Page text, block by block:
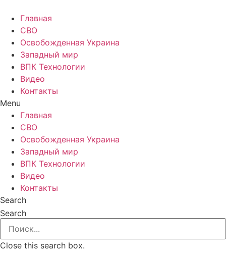
Главная
СВО
Освобожденная Украина
Западный мир
ВПК Технологии
Видео
Контакты
Menu
Главная
СВО
Освобожденная Украина
Западный мир
ВПК Технологии
Видео
Контакты
Search
Search
Close this search box.